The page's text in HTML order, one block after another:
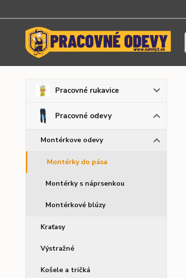
Pracovné rukavice
Pracovné odevy
Montérkove odevy
Montérky do pása
Montérky s náprsenkou
Montérkové blúzy
Kraťasy
Výstražné
Košele a tričká